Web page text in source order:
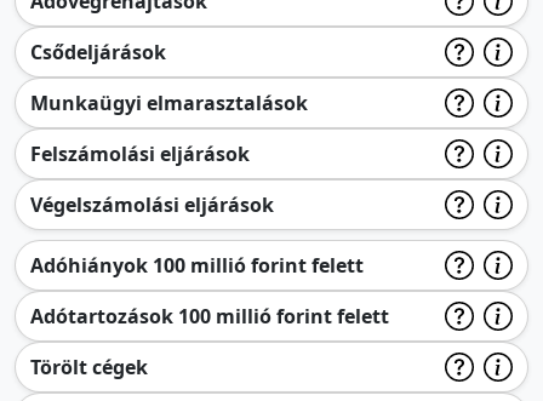
Csődeljárások
Munkaügyi elmarasztalások
Felszámolási eljárások
Végelszámolási eljárások
Adóhiányok 100 millió forint felett
Adótartozások 100 millió forint felett
Törölt cégek